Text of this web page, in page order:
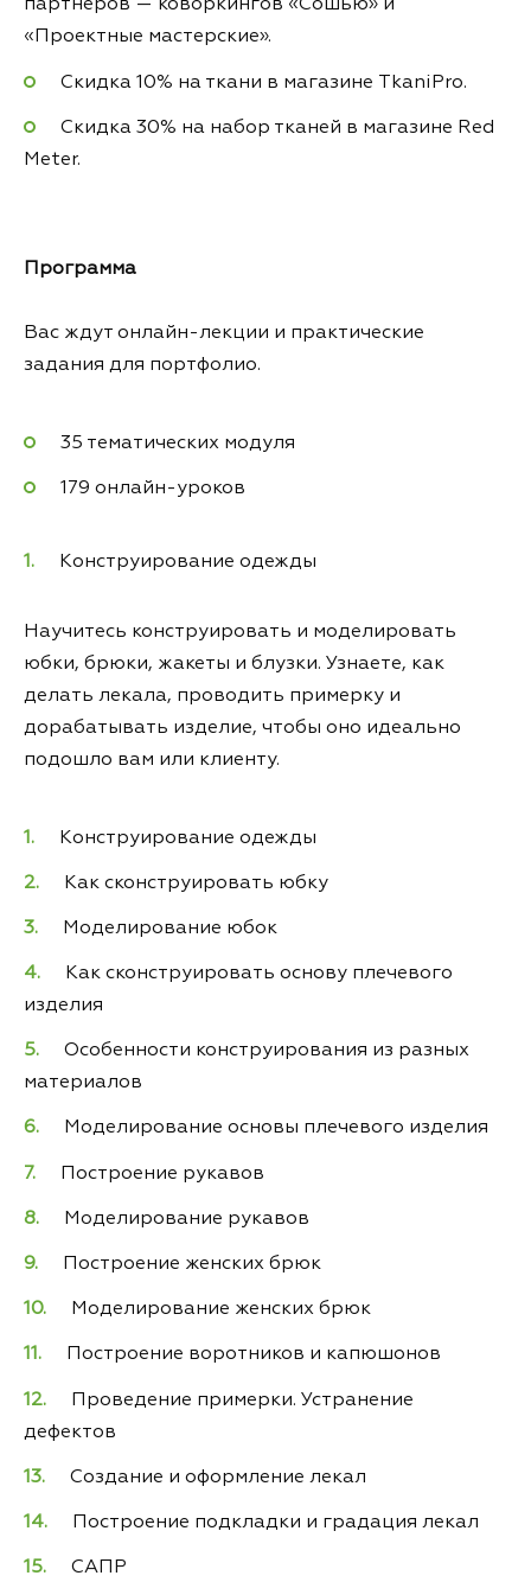
партнёров — коворкингов «Сошью» и
«Проектные мастерские».
Скидка 10% на ткани в магазине TkaniPro.
Скидка 30% на набор тканей в магазине Red
Meter.
Программа
Вас ждут онлайн-лекции и практические
задания для портфолио.
35 тематических модуля
179 онлайн-уроков
Конструирование одежды
Научитесь конструировать и моделировать
юбки, брюки, жакеты и блузки. Узнаете, как
делать лекала, проводить примерку и
дорабатывать изделие, чтобы оно идеально
подошло вам или клиенту.
Конструирование одежды
Как сконструировать юбку
Моделирование юбок
Как сконструировать основу плечевого
изделия
Особенности конструирования из разных
материалов
Моделирование основы плечевого изделия
Построение рукавов
Моделирование рукавов
Построение женских брюк
Моделирование женских брюк
Построение воротников и капюшонов
Проведение примерки. Устранение
дефектов
Создание и оформление лекал
Построение подкладки и градация лекал
САПР